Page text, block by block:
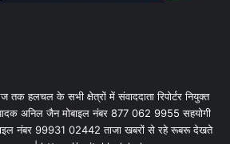
हलचल के सभी क्षेत्रों में संवाददाता रिपोर्टर नियुक्त
अनिल जैन मोबाइल नंबर 877 062 9955 सहयोगी
नंबर 99931 02442 ताजा खबरों से रहे रूबरू देखते